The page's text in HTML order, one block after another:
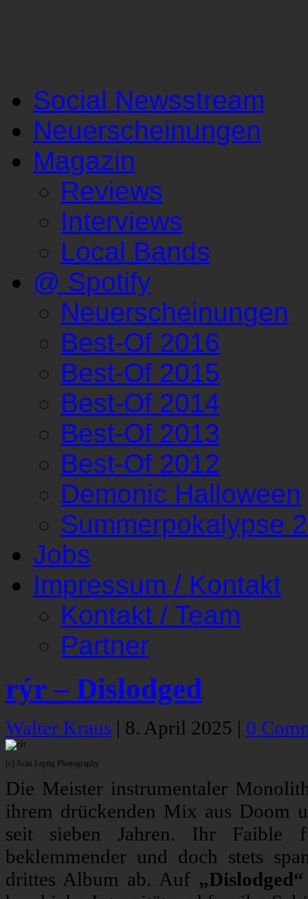
Social Newsstream
Neuerscheinungen
Magazin
Reviews
Interviews
Local Bands
@ Spotify
Neuerscheinungen
Best-Of 2016
Best-Of 2015
Best-Of 2014
Best-Of 2013
Best-Of 2012
Demonic Halloween
Summerpokalypse
Jobs
Impressum / Kontakt
Kontakt / Team
Partner
rýr – Dislodged
Walter Kraus | 8. April 2025 | 0
(c) Aran Leptig Photography
Die Meister instrumentaler
ihrem drückenden Mix aus Doom
seit sieben Jahren. Ihr Faible
beklemmender und doch stets
drittes Album ab. Auf „Dislodged“